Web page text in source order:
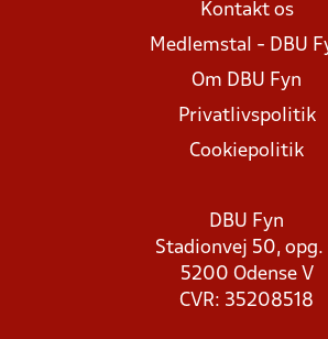
Kontakt os
Medlemstal - DBU
Om DBU Fyn
Privatlivspolitik
Cookiepolitik
DBU Fyn
Stadionvej 50, opg.
5200 Odense V
CVR: 35208518